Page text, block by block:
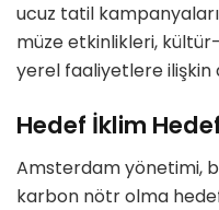
ucuz tatil
müze etkinlikleri,
yerel faaliyetlere ilişkin
Hedef İklim
Amsterdam yönetimi,
karbon nötr olma